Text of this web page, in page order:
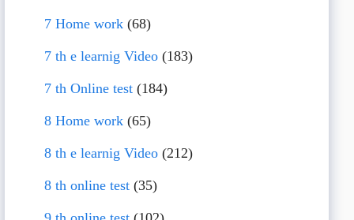
7 Home work (68)
7 th e learnig Video (183)
7 th Online test (184)
8 Home work (65)
8 th e learnig Video (212)
8 th online test (35)